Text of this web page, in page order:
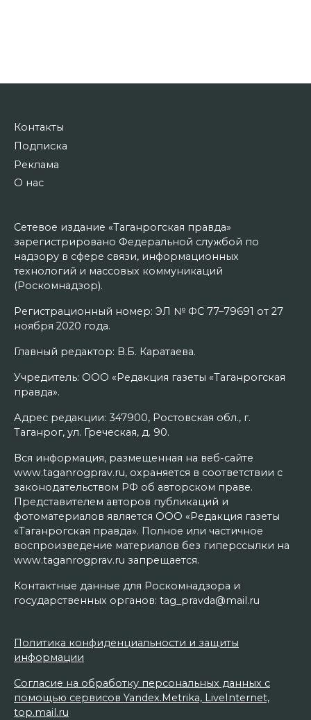
Контакты
Подписка
Реклама
О нас
Сетевое издание «Таганрогская правда»
зарегистрировано Федеральной службой по
надзору в сфере связи, информационных
технологий и массовых коммуникаций
(Роскомнадзор).
Регистрационный номер: ЭЛ № ФС 77–79691 от 27
ноября 2020 года.
Главный редактор: В.Б. Каратаева.
Учредитель: ООО «Редакция газеты «Таганрогская
правда».
Адрес редакции: 347900, Ростовская обл., г.
Таганрог, ул. Греческая, д. 90.
Вся информация, размещенная на веб-сайте
www.taganrogprav.ru, охраняется в соответствии с
законодательством РФ об авторском праве.
Представителем авторов публикаций и
фотоматериалов является ООО «Редакция газеты
«Таганрогская правда». Полное или частичное
воспроизведение материалов без гиперссылки на
www.taganrogprav.ru запрещается.
Контактные данные для Роскомнадзора и
государственных органов: tag_pravda@mail.ru
Политика конфиденциальности и защиты
информации
Согласие на обработку персональных данных с
помощью сервисов Yandex.Metrika, LiveInternet,
top.mail.ru